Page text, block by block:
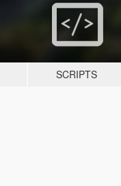
SCRIPTS